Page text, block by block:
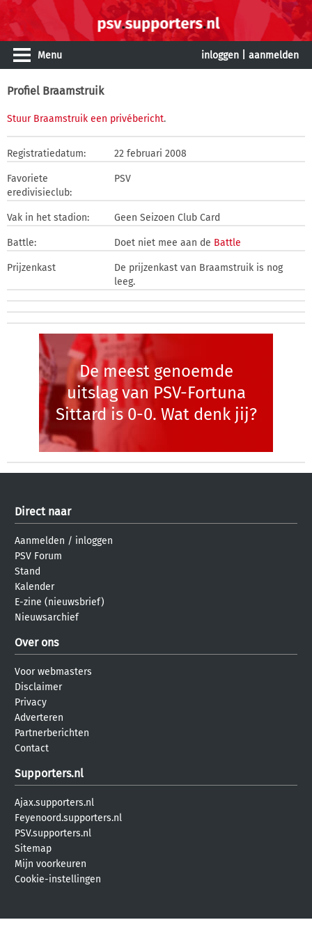
Menu inloggen aanmelden
Profiel Braamstruik
Stuur Braamstruik een privébericht.
Registratiedatum: 22 februari 2008
Favoriete
eredivisieclub:
PSV
Vak in het stadion: Geen Seizoen Club Card
Battle: Doet niet mee aan de Battle
Prijzenkast
De prijzenkast van Braamstruik is nog
leeg.
De meest genoemde
uitslag van PSV-Fortuna
Sittard is 0-0. Wat denk jij?
Direct naar
Aanmelden / inloggen
PSV Forum
Stand
Kalender
E-zine (nieuwsbrief)
Nieuwsarchief
Over ons
Voor webmasters
Disclaimer
Privacy
Adverteren
Partnerberichten
Contact
Supporters.nl
Ajax.supporters.nl
Feyenoord.supporters.nl
PSV.supporters.nl
Sitemap
Mijn voorkeuren
Cookie-instellingen